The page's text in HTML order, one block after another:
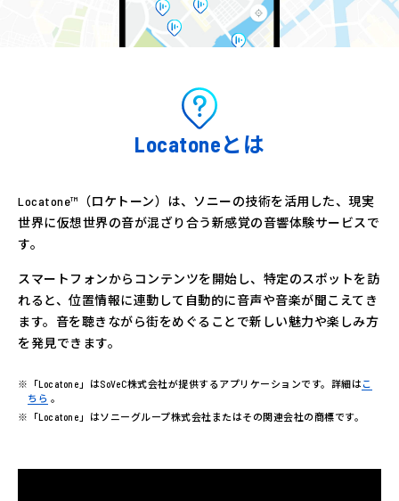
Locatoneとは
Locatone™（ロケトーン）は、ソニーの技術を活用した、現実
世界に仮想世界の音が混ざり合う新感覚の音響体験サービスで
す。
スマートフォンからコンテンツを開始し、特定のスポットを訪
れると、位置情報に連動して自動的に音声や音楽が聞こえてき
ます。音を聴きながら街をめぐることで新しい魅力や楽しみ方
を発見できます。
※「Locatone」はSoVeC株式会社が提供するアプリケーションです。詳細はこ
ちら 。
※「Locatone」はソニーグループ株式会社またはその関連会社の商標です。